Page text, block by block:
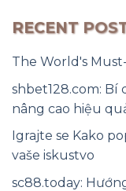
RECENT
The World's
shbet128.com:
nâng cao hiệu
Igrajte se Kako
vaše iskustvo
sc88.today: